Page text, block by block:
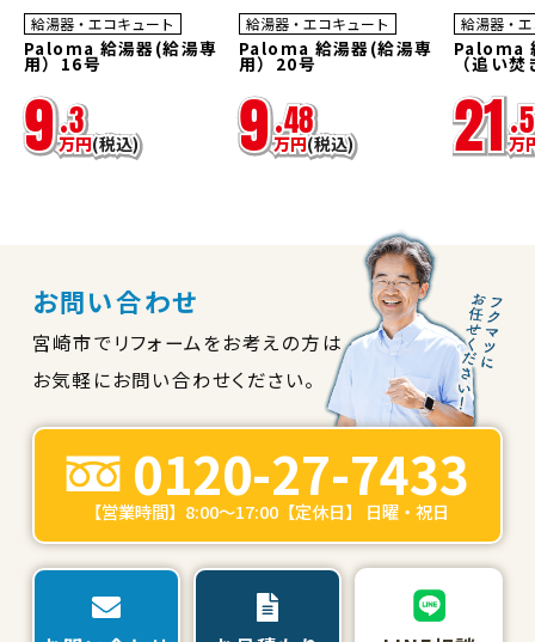
45%OFF
給湯器・エコキュート
Paloma 給湯器(給湯専
用）16号
9.3
万円(税込)
45%OFF
給湯器・エコキュート
Paloma 給湯器(給湯専
用）20号
9.48
万円(税込)
45%OFF
給湯器・
Paloma
（追い焚
21.5
万
お問い合わせ
宮崎市でリフォームをお考えの方は
お気軽にお問い合わせください。
0120-27-7433
【営業時間】8:00～17:00【定休日】 日曜・祝日